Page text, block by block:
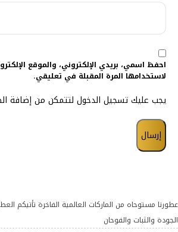
احفظ اسمي، بريدي الإلكتروني، والموقع
لاستخدامها المرة المقبلة في تعليقي.
يجب عليك تسجيل الدخول لتتمكن من إضافة
عطورنا مستوحاه من الماركات العالمية الفاخرة تأتيكم
الجودة والثبات والفوحان